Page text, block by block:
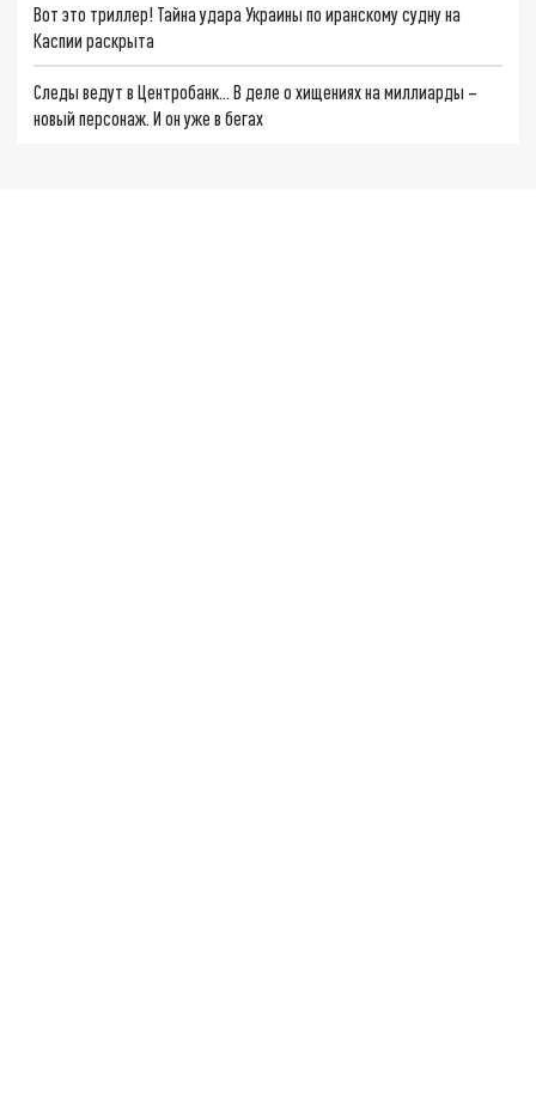
Вот это триллер! Тайна удара Украины по иранскому судну на
Каспии раскрыта
Следы ведут в Центробанк… В деле о хищениях на миллиарды –
новый персонаж. И он уже в бегах